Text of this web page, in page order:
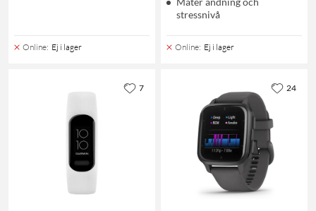
Online: Ej i lager
stressnivå
Online: Ej i lager
7 24